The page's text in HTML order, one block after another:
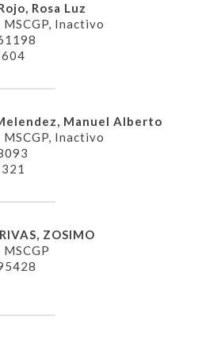
Rosa Luz
MSCGP, Inactivo
Manuel Alberto
MSCGP, Inactivo
ZOSIMO
MSCGP